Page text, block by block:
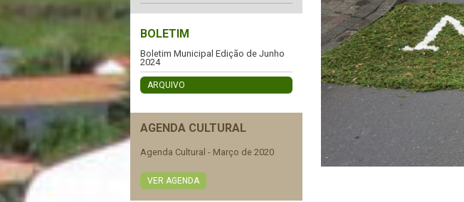
BOLETIM
Boletim Municipal Edição de Junho
2024
ARQUIVO
AGENDA CULTURAL
Agenda Cultural - Março de 2020
VER AGENDA